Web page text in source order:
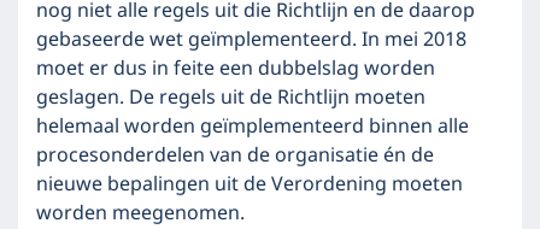
nog niet alle regels uit die Richtlijn en de daarop
gebaseerde wet geïmplementeerd. In mei 2018
moet er dus in feite een dubbelslag worden
geslagen. De regels uit de Richtlijn moeten
helemaal worden geïmplementeerd binnen alle
procesonderdelen van de organisatie én de
nieuwe bepalingen uit de Verordening moeten
worden meegenomen.